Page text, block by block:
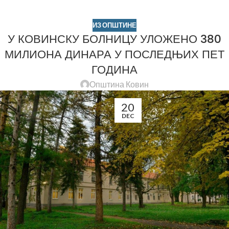
ИЗ ОПШТИНЕ
У КОВИНСКУ БОЛНИЦУ УЛОЖЕНО 380
МИЛИОНА ДИНАРА У ПОСЛЕДЊИХ ПЕТ
ГОДИНА
Општина Ковин
20
DEC